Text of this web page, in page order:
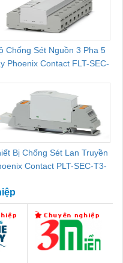
Chống Sét Nguồn 3 Pha 5
Phoenix Contact FLT-SEC-
Bị Chống Sét Lan Truyền
Contact PLT-SEC-T3-